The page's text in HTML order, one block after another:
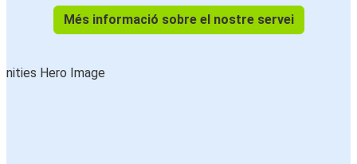
Més informació sobre el nostre servei